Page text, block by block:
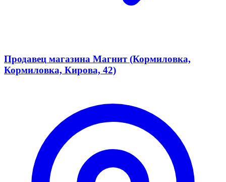
Продавец магазина Магнит (Кормиловка,
Кормиловка, Кирова, 42)